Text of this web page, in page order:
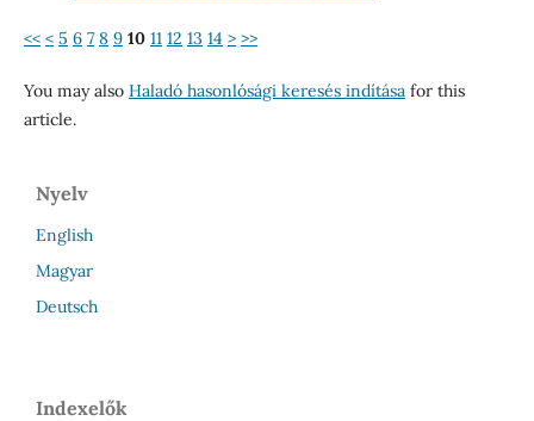
<< < 5 6 7 8 9 10 11 12 13 14 > >>
You may also Haladó hasonlósági keresés indításafor this
article.
Nyelv
English
Magyar
Deutsch
Indexelők